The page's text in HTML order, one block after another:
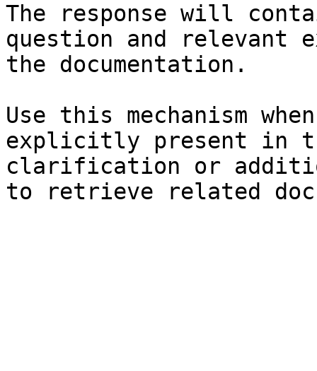
The response will
question and relevant
the documentation.
Use this mechanism
explicitly present in
clarification or